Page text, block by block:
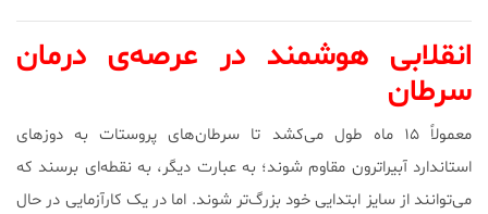
انقلابی هوشمند در عرصه‌ی درمان
سرطان
معمولاً ۱۵ ماه طول می‌کشد تا سرطان‌های پروستات به دوزهای
استاندارد آبیراترون مقاوم شوند؛ به عبارت دیگر، به نقطه‌ای برسند که
می‌توانند از سایز ابتدایی خود بزرگ‌تر شوند. اما در یک کارآزمایی در حال